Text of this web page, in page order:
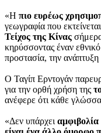
«Η πιο ευρέως
γεωγραφία που
Τείχος της Κίνας
κηρύσσοντας έναν
προστασία, την
Ο Ταγίπ Ερντογάν
για την ορθή χρήση της
ανέφερε ότι κάθε γλώσσα
«Δεν υπάρχει